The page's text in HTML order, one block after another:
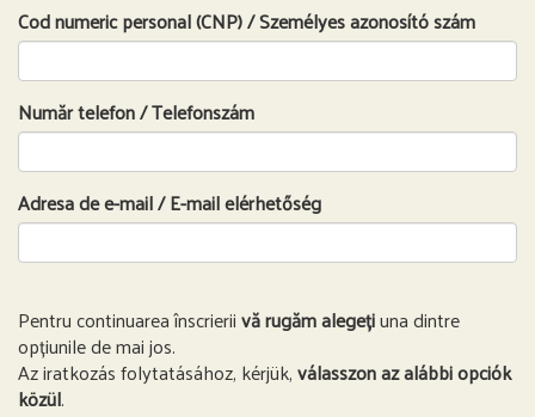
Cod numeric personal (CNP) / Személyes azonosító szám
Număr telefon / Telefonszám
Adresa de e-mail / E-mail elérhetőség
Pentru continuarea înscrieriivă rugăm alegețiuna dintre
opțiunile de mai jos.
Az iratkozás folytatásához, kérjük,válasszon az alábbi opciók
közül.